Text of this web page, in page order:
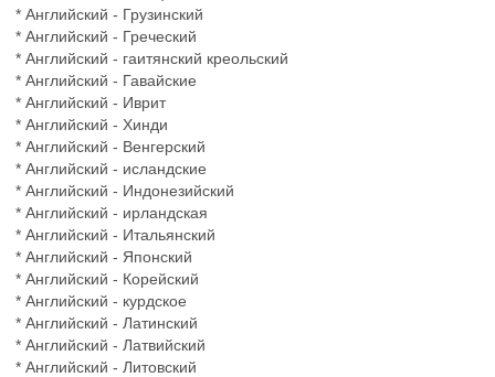
* Английский - Грузинский
* Английский - Греческий
* Английский - гаитянский креольский
* Английский - Гавайские
* Английский - Иврит
* Английский - Хинди
* Английский - Венгерский
* Английский - исландские
* Английский - Индонезийский
* Английский - ирландская
* Английский - Итальянский
* Английский - Японский
* Английский - Корейский
* Английский - курдское
* Английский - Латинский
* Английский - Латвийский
* Английский - Литовский